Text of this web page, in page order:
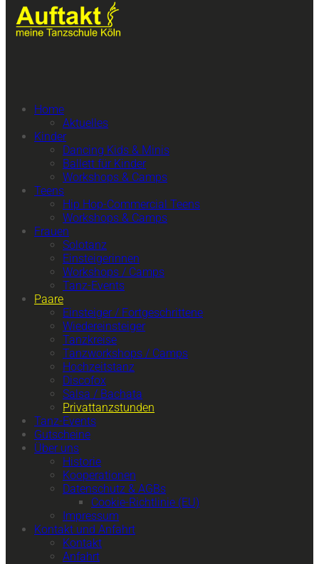
Home
Aktuelles
Kinder
Dancing Kids & Minis
Ballett für Kinder
Workshops & Camps
Teens
Hip Hop-Commercial Teens
Workshops & Camps
Frauen
Solotanz
Einsteigerinnen
Workshops / Camps
Tanz-Events
Paare
Einsteiger / Fortgeschrittene
Wiedereinsteiger
Tanzkreise
Tanzworkshops / Camps
Hochzeitstanz
Discofox
Salsa / Bachata
Privattanzstunden
Tanz-Events
Gutscheine
Über uns
Historie
Kooperationen
Datenschutz & AGBs
Cookie-Richtlinie (EU)
Impressum
Kontakt und Anfahrt
Kontakt
Anfahrt